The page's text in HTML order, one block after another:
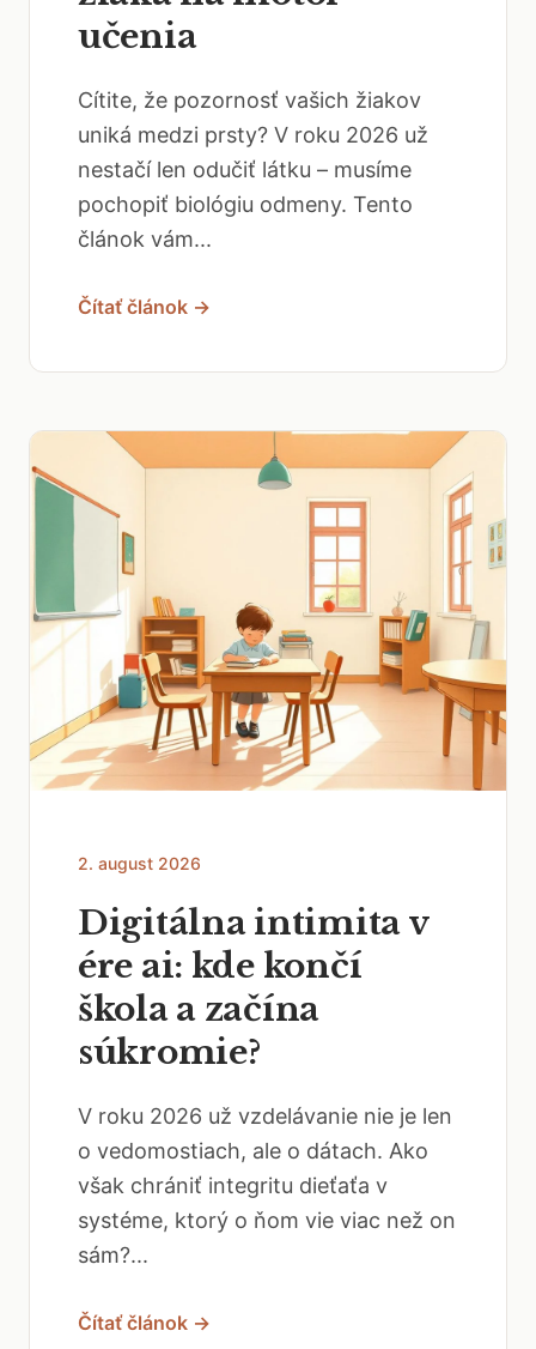
učenia
Cítite, že pozornosť vašich žiakov
uniká medzi prsty? V roku 2026 už
nestačí len odučiť látku – musíme
pochopiť biológiu odmeny. Tento
článok vám...
Čítať článok →
2. august 2026
Digitálna intimita v
ére ai: kde končí
škola a začína
súkromie?
V roku 2026 už vzdelávanie nie je len
o vedomostiach, ale o dátach. Ako
však chrániť integritu dieťaťa v
systéme, ktorý o ňom vie viac než on
sám?...
Čítať článok →